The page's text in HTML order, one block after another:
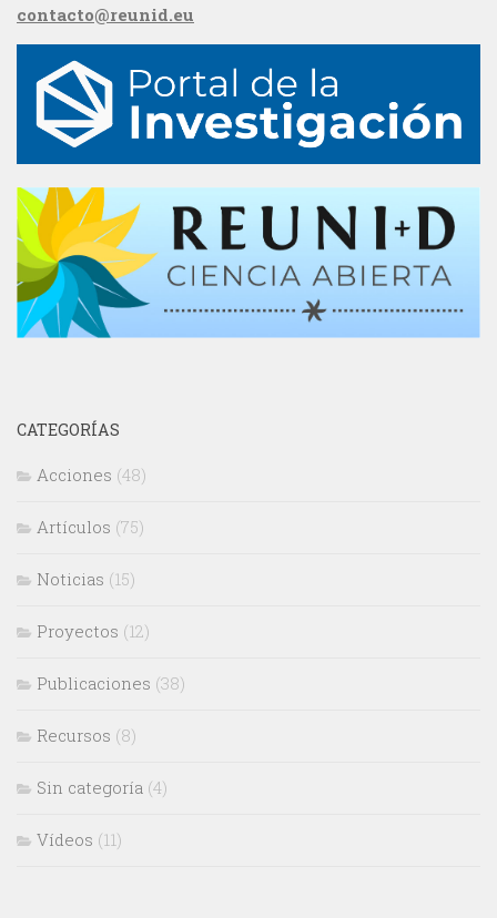
contacto@reunid.eu
CATEGORÍAS
Acciones (48)
Artículos (75)
Noticias (15)
Proyectos (12)
Publicaciones (38)
Recursos (8)
Sin categoría (4)
Vídeos (11)